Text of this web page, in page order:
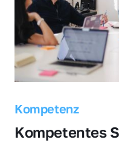
Kompetenz
Kompetentes